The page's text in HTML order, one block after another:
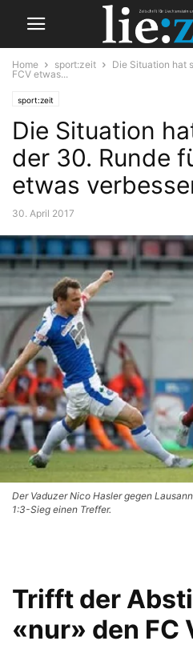
Home sport:zeit
Die Situation hat
FCV etwas...
sport:zeit
Die Situation
der 30. Runde
etwas
30. April 2017
Der Vaduzer Nico Hasler gegen
1:3-Sieg einen Treffer.
Trifft der
«nur» den FC